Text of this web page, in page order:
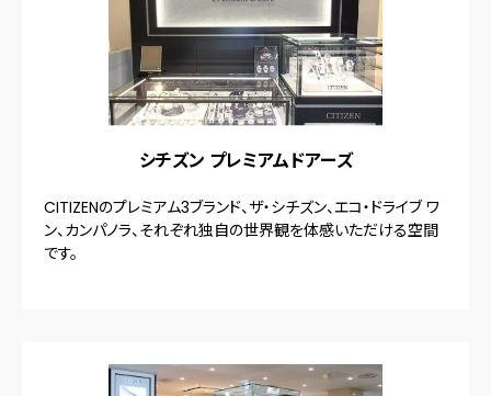
シチズン プレミアムドアーズ
CITIZENのプレミアム3ブランド、ザ・シチズン、エコ・ドライブ ワ
ン、カンパノラ、それぞれ独自の世界観を体感いただける空間
です。